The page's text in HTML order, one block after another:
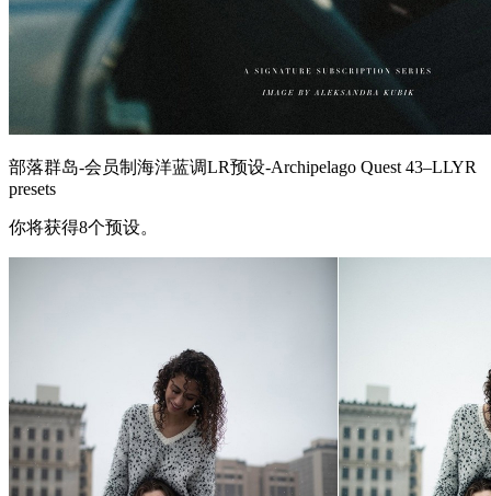
部落群岛-会员制海洋蓝调LR预设-Archipelago Quest 43–LLYR
presets
你将获得8个预设。